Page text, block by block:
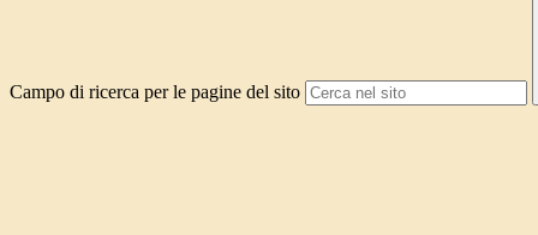
Campo di ricerca per le pagine del sito